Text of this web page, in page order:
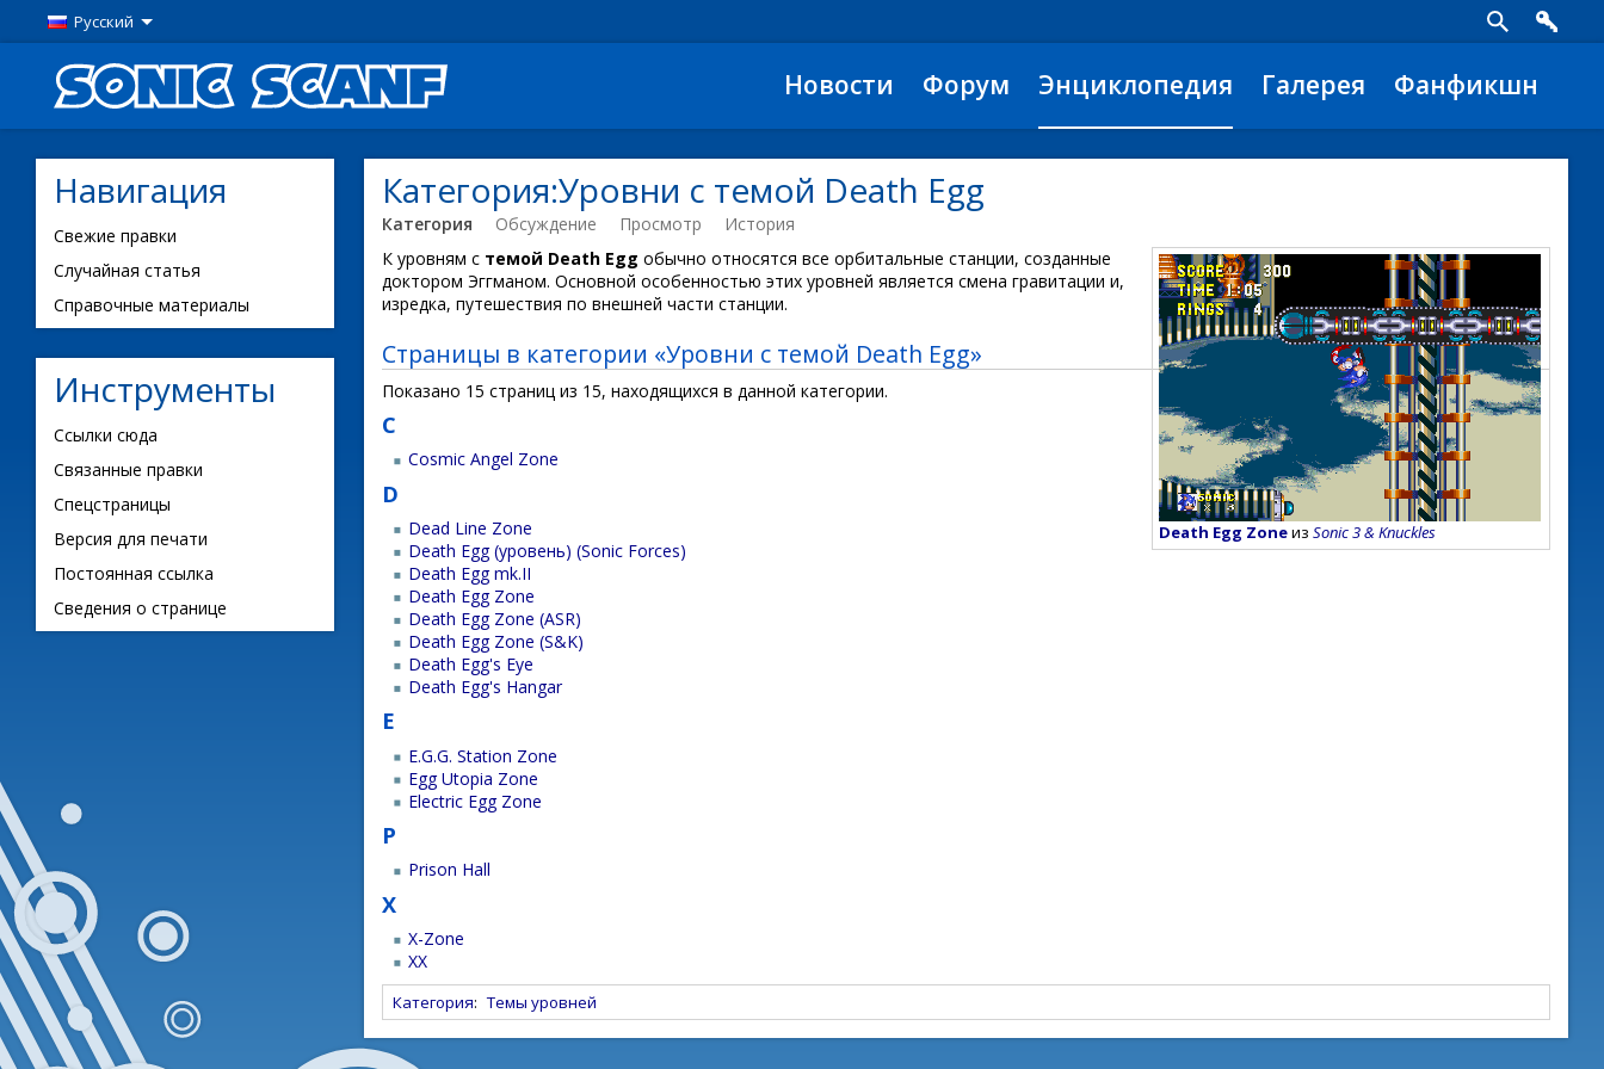
Русский
Новости Форум Энциклопедия Галерея Фанфикшн
Навигация
Свежие правки
Случайная статья
Справочные материалы
Инструменты
Ссылки сюда
Связанные правки
Спецстраницы
Версия для печати
Постоянная ссылка
Сведения о странице
Категория:Уровни с темой Death Egg
Категория Обсуждение Просмотр История
Death Egg Zoneиз Sonic 3 & Knuckles
К уровням с темой Death Egg обычно относятся все орбитальные станции, созданные
доктором Эггманом. Основной особенностью этих уровней является смена гравитации и,
изредка, путешествия по внешней части станции.
Страницы в категории «Уровни с темой Death Egg»
Показано 15 страниц из 15, находящихся в данной категории.
C
Cosmic Angel Zone
D
Dead Line Zone
Death Egg (уровень) (Sonic Forces)
Death Egg mk.II
Death Egg Zone
Death Egg Zone (ASR)
Death Egg Zone (S&K)
Death Egg's Eye
Death Egg's Hangar
E
E.G.G. Station Zone
Egg Utopia Zone
Electric Egg Zone
P
Prison Hall
X
X-Zone
XX
Категория: Темы уровней